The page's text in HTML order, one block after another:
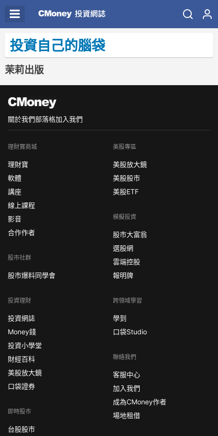
投資自己的腦袋
茉莉出版
關於我們部落格加入我們
理財寶商城
理財寶
軟體
講座
線上課程
影音
合作作者
股市社群
股市爆料同學會
投資理財
投資網誌
Money錢
投資小學堂
財經百科
美股放大鏡
口袋證券
即時股市
台股股市
美股專區
美股放大鏡
美股股市
美股ETF
模擬投資
股市大富翁
選股網
雲端控股
報明牌
跨領域學習
學到
口袋Studio
聯絡我們
客服中心
加入我們
成為CMoney作者
場地租借